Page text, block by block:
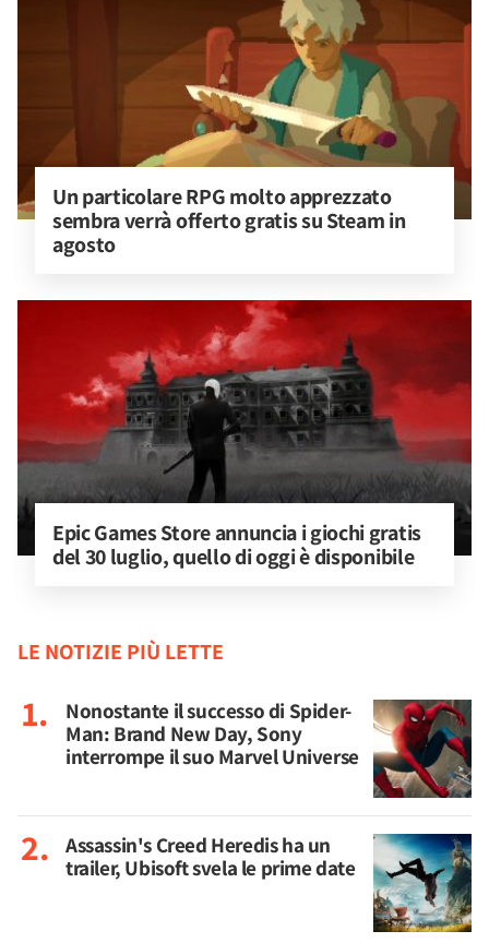
Un particolare RPG molto apprezzato
sembra verrà offerto gratis su Steam in
agosto
Epic Games Store annuncia i giochi gratis
del 30 luglio, quello di oggi è disponibile
LE NOTIZIE PIÙ LETTE
Nonostante il successo di Spider-
Man: Brand New Day, Sony
interrompe il suo Marvel Universe
Assassin's Creed Heredis ha un
trailer, Ubisoft svela le prime date